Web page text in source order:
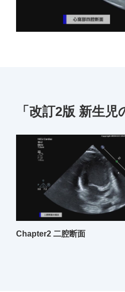
「改訂2版 新生
Chapter2 二腔断面